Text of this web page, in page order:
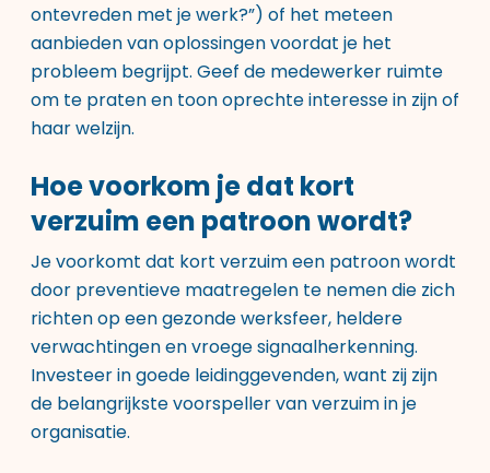
ontevreden met je werk?”) of het meteen
aanbieden van oplossingen voordat je het
probleem begrijpt. Geef de medewerker ruimte
om te praten en toon oprechte interesse in zijn of
haar welzijn.
Hoe voorkom je dat kort
verzuim een patroon wordt?
Je voorkomt dat kort verzuim een patroon wordt
door preventieve maatregelen te nemen die zich
richten op een gezonde werksfeer, heldere
verwachtingen en vroege signaalherkenning.
Investeer in goede leidinggevenden, want zij zijn
de belangrijkste voorspeller van verzuim in je
organisatie.